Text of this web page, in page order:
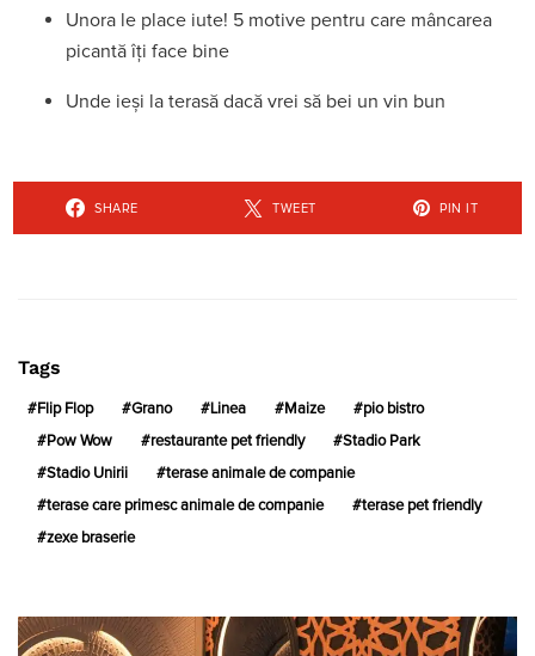
Unora le place iute! 5 motive pentru care mâncarea
picantă îți face bine
Unde ieși la terasă dacă vrei să bei un vin bun
SHARE TWEET PIN IT
Tags
Flip Flop Grano Linea Maize pio bistro
Pow Wow restaurante pet friendly Stadio Park
Stadio Unirii terase animale de companie
terase care primesc animale de companie terase pet friendly
zexe braserie